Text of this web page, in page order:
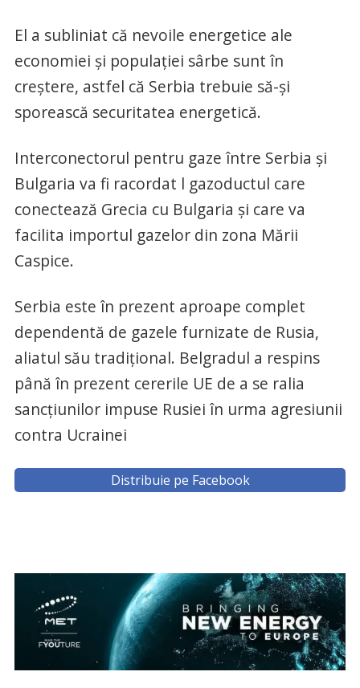
El a subliniat că nevoile energetice ale
economiei şi populaţiei sârbe sunt în
creştere, astfel că Serbia trebuie să-şi
sporească securitatea energetică.
Interconectorul pentru gaze între Serbia şi
Bulgaria va fi racordat l gazoductul care
conectează Grecia cu Bulgaria şi care va
facilita importul gazelor din zona Mării
Caspice.
Serbia este în prezent aproape complet
dependentă de gazele furnizate de Rusia,
aliatul său tradiţional. Belgradul a respins
până în prezent cererile UE de a se ralia
sancţiunilor impuse Rusiei în urma agresiunii
contra Ucrainei
Distribuie pe Facebook